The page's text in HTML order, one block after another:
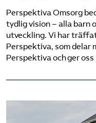
Perspektiva Omsorg
tydlig vision – alla barn
utveckling. Vi har
Perspektiva, som delar
Perspektiva och ger